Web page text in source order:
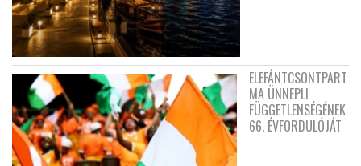
ELEFÁNTCSONTPART
MA ÜNNEPLI
FÜGGETLENSÉGÉNEK
66. ÉVFORDULÓJÁT